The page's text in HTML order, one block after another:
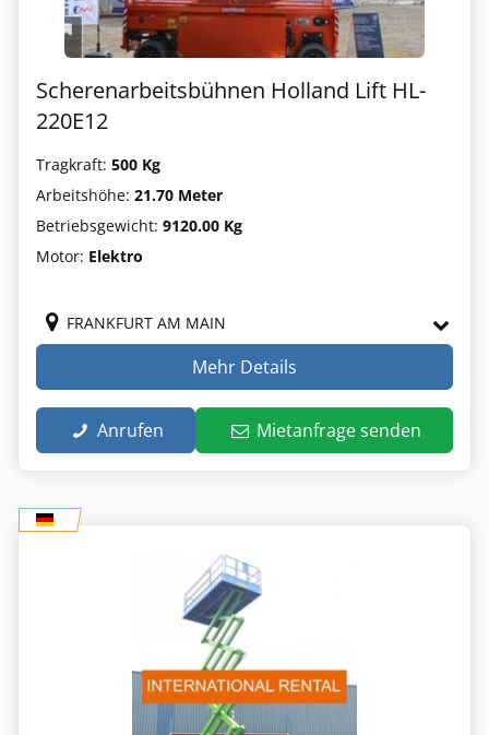
Scherenarbeitsbühnen Holland Lift HL-
220E12
Tragkraft: 500 Kg
Arbeitshöhe: 21.70 Meter
Betriebsgewicht: 9120.00 Kg
Motor: Elektro
FRANKFURT AM MAIN
Mehr Details
Anrufen Mietanfrage senden